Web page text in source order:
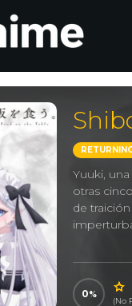
Yuuki,
otras
de
0
(No